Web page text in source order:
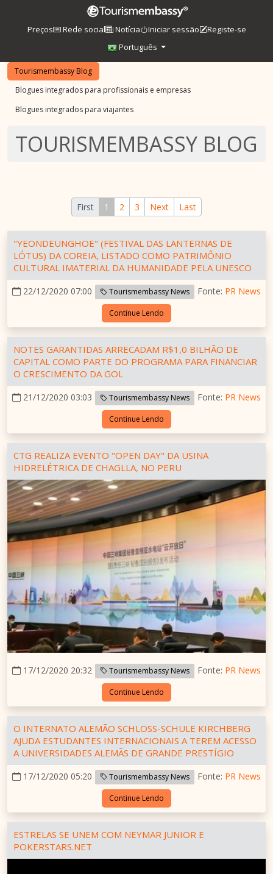
Preços Rede social Notícia Iniciar sessão
Registe-se
Português
Tourismembassy Blog
Blogues integrados para profissionais e empresas
Blogues integrados para viajantes
TOURISMEMBASSY BLOG
First 1 2 3 Next Last
"YEONDEUNGHOE" (FESTIVAL DAS LANTERNAS DE
LÓTUS) DA COREIA, LISTADO COMO PATRIMÔNIO
CULTURAL IMATERIAL DA HUMANIDADE PELA UNESCO
22/12/2020 07:00 Tourismembassy News Fonte: PR News
Continue Lendo
NOTES GARANTIDAS ARRECADAM R$1,0 BILHÃO DE
CAPITAL COMO PARTE DO PROGRAMA PARA FINANCIAR
O CRESCIMENTO DA GOL
21/12/2020 03:03 Tourismembassy News Fonte: PR News
Continue Lendo
CTG REALIZA EVENTO "OPEN DAY" DA USINA
HIDRELÉTRICA DE CHAGLLA, NO PERU
17/12/2020 20:32 Tourismembassy News Fonte: PR News
Continue Lendo
O INTERNATO ALEMÃO SCHLOSS-SCHULE KIRCHBERG
AJUDA ESTUDANTES INTERNACIONAIS A TEREM ACESSO
A UNIVERSIDADES ALEMÃS DE GRANDE PRESTÍGIO
17/12/2020 05:20 Tourismembassy News Fonte: PR News
Continue Lendo
ESTRELAS SE UNEM COM NEYMAR JUNIOR E
POKERSTARS.NET